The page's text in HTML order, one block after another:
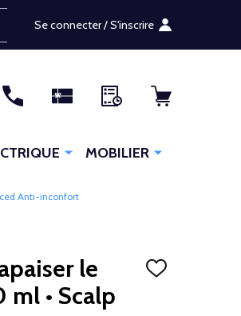
Se connecter / S'inscrire
MOBILIER
Anti-inconfort
le
• Scalp
AJOUTER